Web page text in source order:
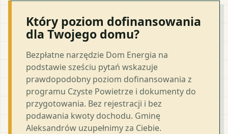
Który poziom dofinansowania
dla Twojego domu?
Bezpłatne narzędzie Dom Energia na
podstawie sześciu pytań wskazuje
prawdopodobny poziom dofinansowania z
programu Czyste Powietrze i dokumenty do
przygotowania. Bez rejestracji i bez
podawania kwoty dochodu. Gminę
Aleksandrów uzupełnimy za Ciebie.